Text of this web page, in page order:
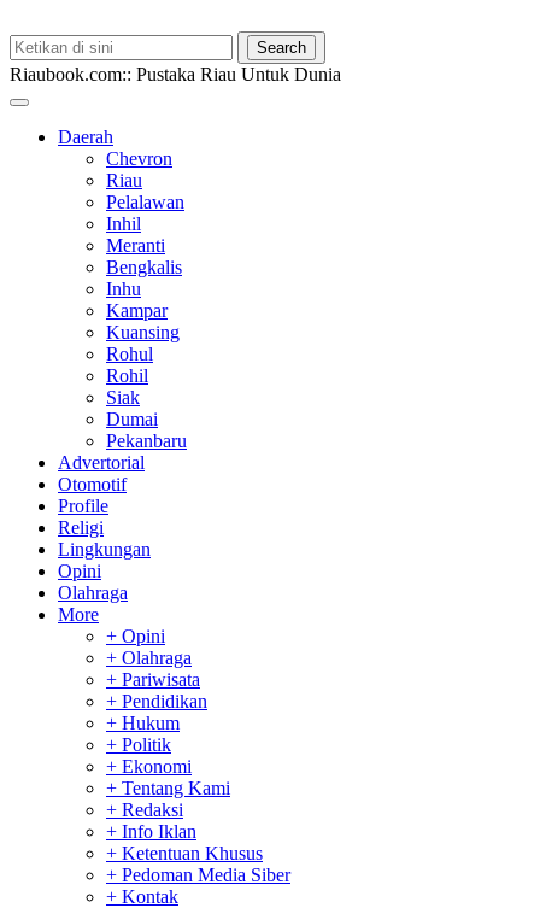
Riaubook.com:: Pustaka Riau Untuk Dunia
Daerah
Chevron
Riau
Pelalawan
Inhil
Meranti
Bengkalis
Inhu
Kampar
Kuansing
Rohul
Rohil
Siak
Dumai
Pekanbaru
Advertorial
Otomotif
Profile
Religi
Lingkungan
Opini
Olahraga
More
+ Opini
+ Olahraga
+ Pariwisata
+ Pendidikan
+ Hukum
+ Politik
+ Ekonomi
+ Tentang Kami
+ Redaksi
+ Info Iklan
+ Ketentuan Khusus
+ Pedoman Media Siber
+ Kontak